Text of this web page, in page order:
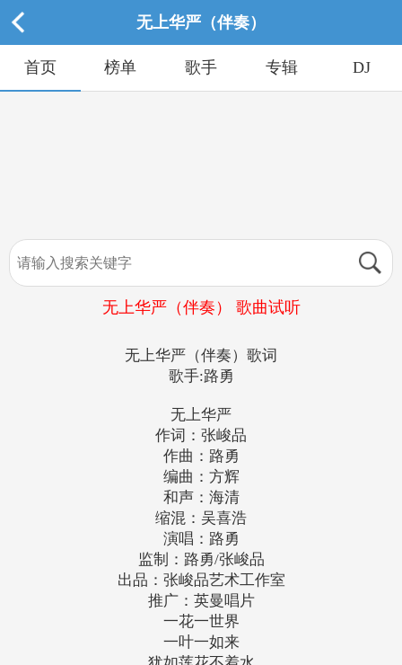
无上华严（伴奏）
首页 榜单 歌手 专辑 DJ
无上华严（伴奏） 歌曲试听
无上华严（伴奏）歌词
歌手:路勇
无上华严
作词：张峻品
作曲：路勇
编曲：方辉
和声：海清
缩混：吴喜浩
演唱：路勇
监制：路勇/张峻品
出品：张峻品艺术工作室
推广：英曼唱片
一花一世界
一叶一如来